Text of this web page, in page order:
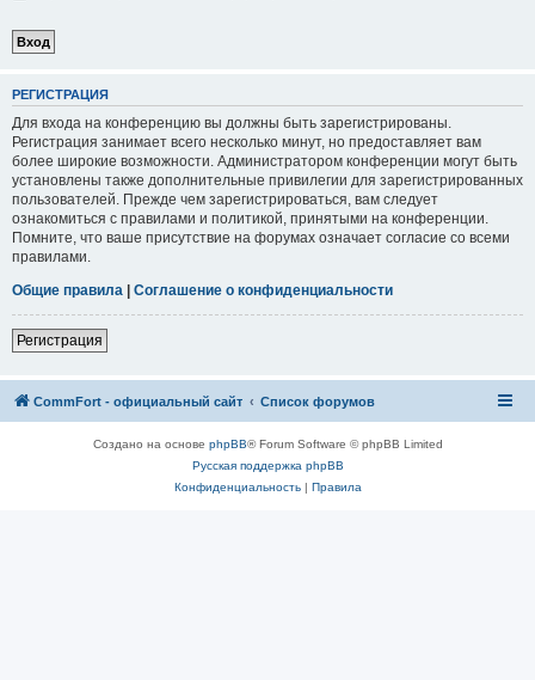
РЕГИСТРАЦИЯ
Для входа на конференцию вы должны быть зарегистрированы.
Регистрация занимает всего несколько минут, но предоставляет вам
более широкие возможности. Администратором конференции могут быть
установлены также дополнительные привилегии для зарегистрированных
пользователей. Прежде чем зарегистрироваться, вам следует
ознакомиться с правилами и политикой, принятыми на конференции.
Помните, что ваше присутствие на форумах означает согласие со всеми
правилами.
Общие правила | Соглашение о конфиденциальности
Регистрация
CommFort - официальный сайт Список форумов
Создано на основе phpBB® Forum Software © phpBB Limited
Русская поддержка phpBB
Конфиденциальность| Правила